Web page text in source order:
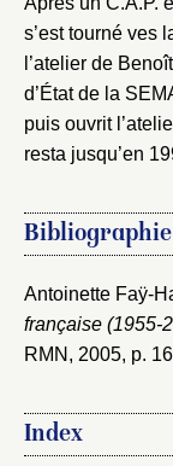
s’est tourné ves
l’atelier de
d’État de la
puis ouvrit
resta jusqu’en
Bibliographie
Antoinette Faÿ-
française (1955-
RMN, 2005, p.
Index